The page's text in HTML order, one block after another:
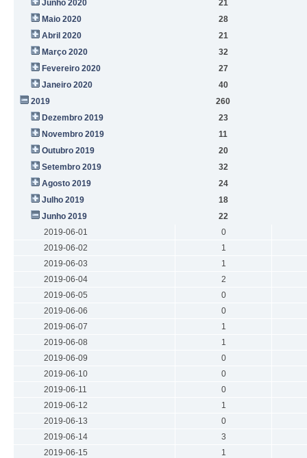
Junho 2020
21
Maio 2020
28
Abril 2020
21
Março 2020
32
Fevereiro 2020
27
Janeiro 2020
40
2019
260
Dezembro 2019
23
Novembro 2019
11
Outubro 2019
20
Setembro 2019
32
Agosto 2019
24
Julho 2019
18
Junho 2019
22
2019-06-01
0
2019-06-02
1
2019-06-03
1
2019-06-04
2
2019-06-05
0
2019-06-06
0
2019-06-07
1
2019-06-08
1
2019-06-09
0
2019-06-10
0
2019-06-11
0
2019-06-12
1
2019-06-13
0
2019-06-14
3
2019-06-15
1